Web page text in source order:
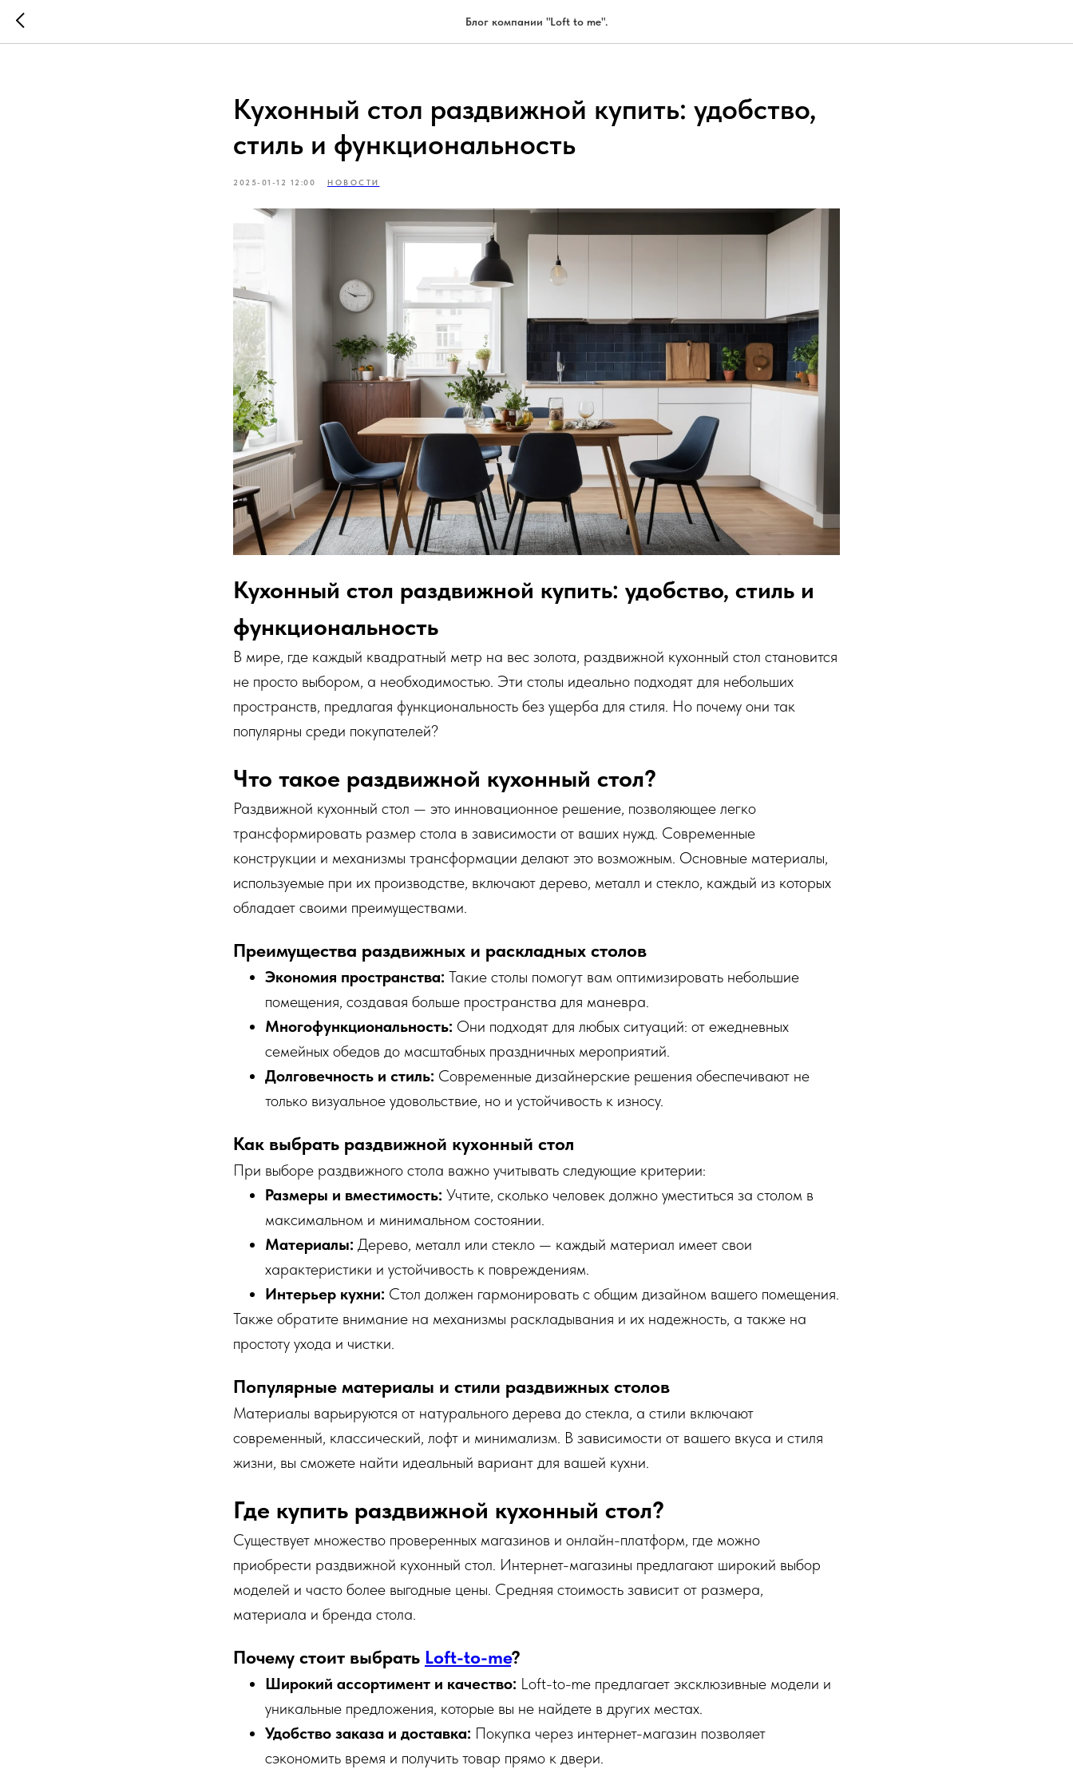
Блог компании "Loft to me".
Кухонный стол раздвижной купить: удобство,
стиль и функциональность
2025-01-12 12:00 НОВОСТИ
Кухонный стол раздвижной купить: удобство, стиль и
функциональность
В мире, где каждый квадратный метр на вес золота, раздвижной кухонный стол становится
не просто выбором, а необходимостью. Эти столы идеально подходят для небольших
пространств, предлагая функциональность без ущерба для стиля. Но почему они так
популярны среди покупателей?
Что такое раздвижной кухонный стол?
Раздвижной кухонный стол — это инновационное решение, позволяющее легко
трансформировать размер стола в зависимости от ваших нужд. Современные
конструкции и механизмы трансформации делают это возможным. Основные материалы,
используемые при их производстве, включают дерево, металл и стекло, каждый из которых
обладает своими преимуществами.
Преимущества раздвижных и раскладных столов
Экономия пространства: Такие столы помогут вам оптимизировать небольшие
помещения, создавая больше пространства для маневра.
Многофункциональность: Они подходят для любых ситуаций: от ежедневных
семейных обедов до масштабных праздничных мероприятий.
Долговечность и стиль: Современные дизайнерские решения обеспечивают не
только визуальное удовольствие, но и устойчивость к износу.
Как выбрать раздвижной кухонный стол
При выборе раздвижного стола важно учитывать следующие критерии:
Размеры и вместимость: Учтите, сколько человек должно уместиться за столом в
максимальном и минимальном состоянии.
Материалы: Дерево, металл или стекло — каждый материал имеет свои
характеристики и устойчивость к повреждениям.
Интерьер кухни: Стол должен гармонировать с общим дизайном вашего помещения.
Также обратите внимание на механизмы раскладывания и их надежность, а также на
простоту ухода и чистки.
Популярные материалы и стили раздвижных столов
Материалы варьируются от натурального дерева до стекла, а стили включают
современный, классический, лофт и минимализм. В зависимости от вашего вкуса и стиля
жизни, вы сможете найти идеальный вариант для вашей кухни.
Где купить раздвижной кухонный стол?
Существует множество проверенных магазинов и онлайн-платформ, где можно
приобрести раздвижной кухонный стол. Интернет-магазины предлагают широкий выбор
моделей и часто более выгодные цены. Средняя стоимость зависит от размера,
материала и бренда стола.
Почему стоит выбрать Loft-to-me?
Широкий ассортимент и качество: Loft-to-me предлагает эксклюзивные модели и
уникальные предложения, которые вы не найдете в других местах.
Удобство заказа и доставка: Покупка через интернет-магазин позволяет
сэкономить время и получить товар прямо к двери.